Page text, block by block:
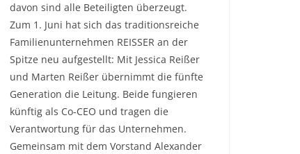
davon sind alle Beteiligten überzeugt.
Zum 1. Juni hat sich das traditionsreiche
Familienunternehmen REISSER an der
Spitze neu aufgestellt: Mit Jessica Reißer
und Marten Reißer übernimmt die fünfte
Generation die Leitung. Beide fungieren
künftig als Co-CEO und tragen die
Verantwortung für das Unternehmen.
Gemeinsam mit dem Vorstand Alexander